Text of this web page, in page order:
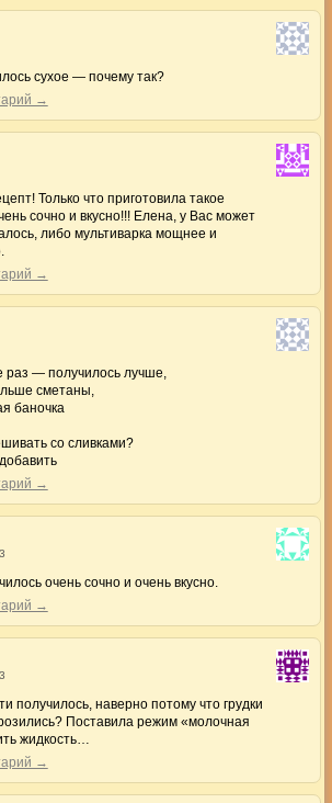
сухое — почему так?
→
Только что приготовила такое
сочно и вкусно!!! Елена, у Вас может
либо мультиварка мощнее и
→
раз — получилось лучше,
сметаны,
баночка
со сливками?
→
очень сочно и очень вкусно.
→
получилось, наверно потому что грудки
Поставила режим «молочная
жидкость…
→